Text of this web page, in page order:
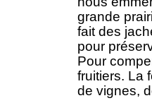
grande
fait des
pour
Pour
fruitiers. La
de vignes,